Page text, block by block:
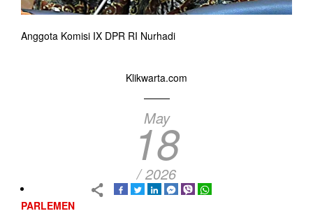
Anggota Komisi IX DPR RI Nurhadi
Klikwarta.com
May
18
/ 2026
PARLEMEN